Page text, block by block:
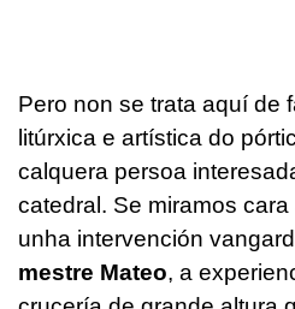
Pero non se trata aquí de
litúrxica e artística do
calquera persoa
catedral. Se miramos
unha intervención
mestre Mateo, a